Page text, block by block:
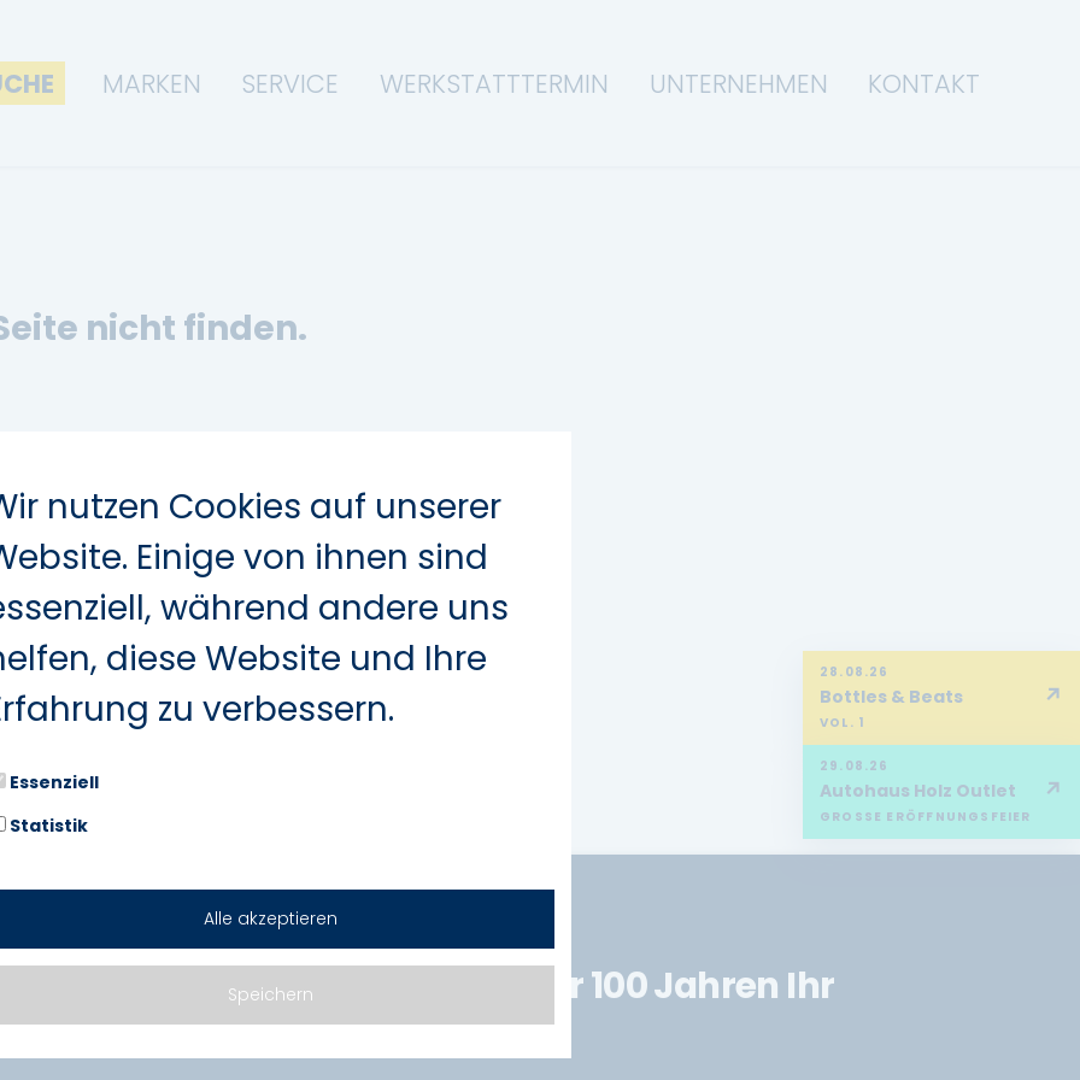
MARKEN SERVICE WERKSTATTTERMIN UNTERNEHMEN KONTAKT
nicht finden.
Zwei Standorte. Seit über 100 Jahren Ihr
28.08.26
Bottles & Beats
VOL. 1
↗
29.08.26
Autohaus Holz Outlet
GROSSE ERÖFFNUNGSFEIER
↗
nutzen Cookies auf unserer
Einige von ihnen sind
während andere uns
diese Website und Ihre
zu verbessern.
Essenziell
Statistik
Alle akzeptieren
Speichern